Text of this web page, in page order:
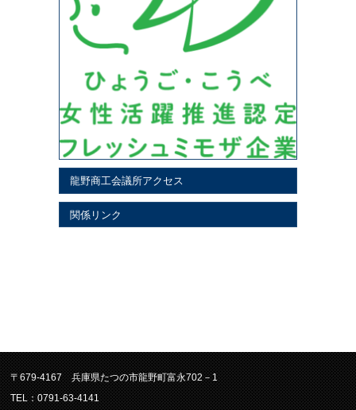
龍野商工会議所アクセス
関係リンク
〒679-4167 兵庫県たつの市龍野町富永702－1
TEL：0791-63-4141